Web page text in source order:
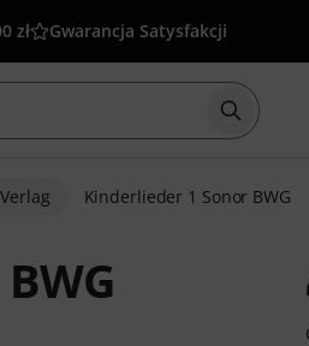
zł Gwarancja Satysfakcji
Kinderlieder 1 Sonor BWG